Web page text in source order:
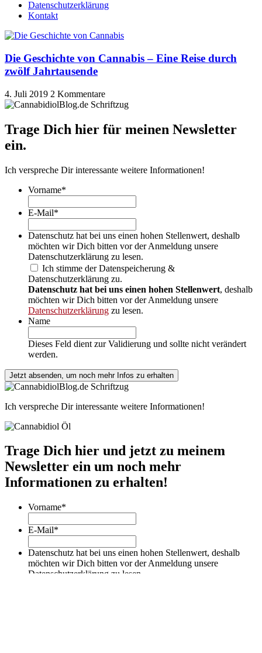
Datenschutzerklärung
Kontakt
Die Geschichte von Cannabis – Eine Reise durch
zwölf Jahrtausende
4. Juli 2019 2 Kommentare
Trage Dich hier für meinen Newsletter
ein.
Ich verspreche Dir interessante weitere Informationen!
Vorname*
E-Mail*
Datenschutz hat bei uns einen hohen Stellenwert, deshalb
möchten wir Dich bitten vor der Anmeldung unsere
Datenschutzerklärung zu lesen.
Ich stimme der Datenspeicherung &
Datenschutzerklärung zu.
Datenschutz hat bei uns einen hohen Stellenwert, deshalb
möchten wir Dich bitten vor der Anmeldung unsere
Datenschutzerklärung zu lesen.
Name
Dieses Feld dient zur Validierung und sollte nicht verändert
werden.
Ich verspreche Dir interessante weitere Informationen!
Trage Dich hier und jetzt zu meinem
Newsletter ein um noch mehr
Informationen zu erhalten!
Vorname*
E-Mail*
Datenschutz hat bei uns einen hohen Stellenwert, deshalb
möchten wir Dich bitten vor der Anmeldung unsere
Datenschutzerklärung zu lesen.